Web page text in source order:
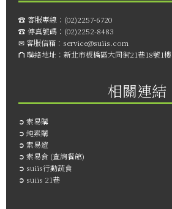
☎︎ 客服專線： (02)2257-6720
☎︎ 傳真號碼： (02)2252-8483
✉ 客服信箱： service@suiis.com
⛫ 聯絡地址： 新北市板橋區大同街21巷18號1樓
相關連結
➲ 素易購
➲ 純素購
➲ 素易遊
➲ 素易食 (查詢餐館)
➲ suiis行動蔬食
➲ suiis 21巷